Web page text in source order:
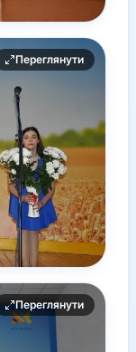
Переглянути
Переглянути